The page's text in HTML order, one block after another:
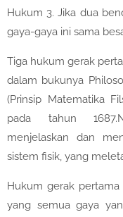
Hukum 3. Jika dua
gaya-gaya ini sama
Tiga hukum gerak
dalam bukunya
(Prinsip Matematika
pada tahun
menjelaskan dan
sistem fisik, yang
Hukum gerak
yang semua gaya